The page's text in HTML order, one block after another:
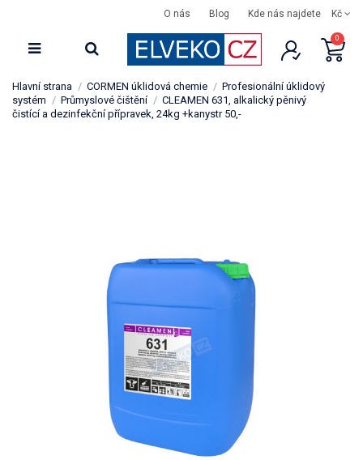
O nás Blog Kde nás najdete Kč
0
Hlavní strana CORMEN úklidová chemie
Profesionální úklidový
systém
Průmyslové čištění
CLEAMEN 631, alkalický pěnivý
čistící a dezinfekční přípravek, 24kg +kanystr 50,-